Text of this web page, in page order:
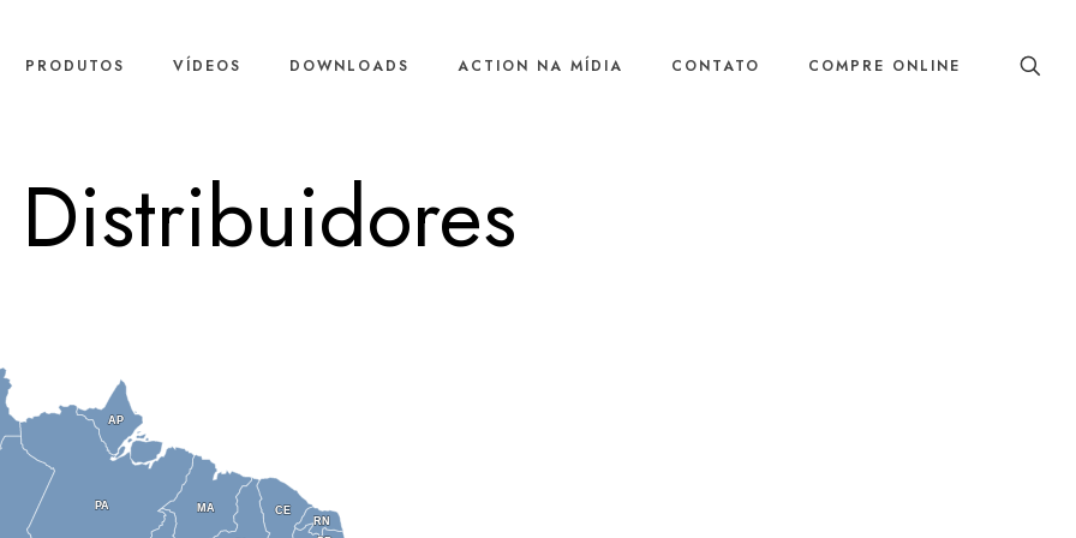
PRODUTOS VÍDEOS DOWNLOADS ACTION NA MÍDIA CONTATO COMPRE ONLINE
Distribuidores
AP
AP
CE
CE
MA
MA
PA
PA
RN
RN